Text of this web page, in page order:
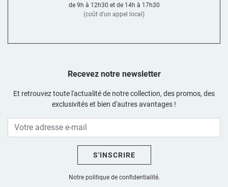
Recevez notre newsletter
Et retrouvez toute l'actualité de notre collection, des promos, des
exclusivités et bien d'autres avantages !
S'INSCRIRE
Notre politique de confidentialité.
de 9h à 12h30 et de 14h à 17h30
(coût d'un appel local)